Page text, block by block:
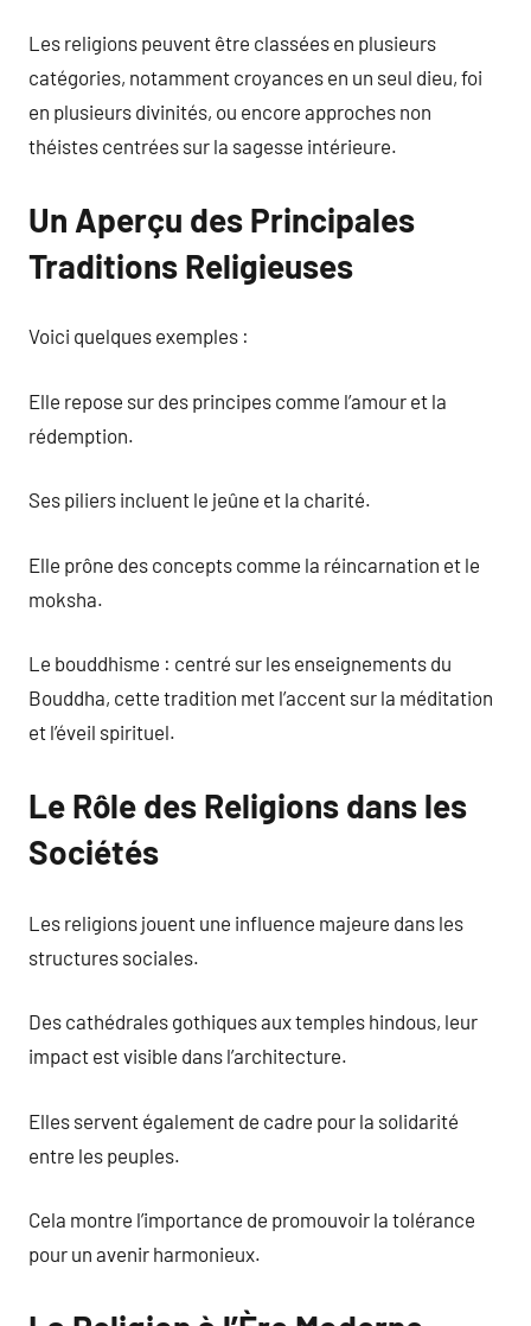
Les religions peuvent être classées en plusieurs
catégories, notamment croyances en un seul dieu, foi
en plusieurs divinités, ou encore approches non
théistes centrées sur la sagesse intérieure.
Un Aperçu des Principales
Traditions Religieuses
Voici quelques exemples :
Elle repose sur des principes comme l’amour et la
rédemption.
Ses piliers incluent le jeûne et la charité.
Elle prône des concepts comme la réincarnation et le
moksha.
Le bouddhisme : centré sur les enseignements du
Bouddha, cette tradition met l’accent sur la méditation
et l’éveil spirituel.
Le Rôle des Religions dans les
Sociétés
Les religions jouent une influence majeure dans les
structures sociales.
Des cathédrales gothiques aux temples hindous, leur
impact est visible dans l’architecture.
Elles servent également de cadre pour la solidarité
entre les peuples.
Cela montre l’importance de promouvoir la tolérance
pour un avenir harmonieux.